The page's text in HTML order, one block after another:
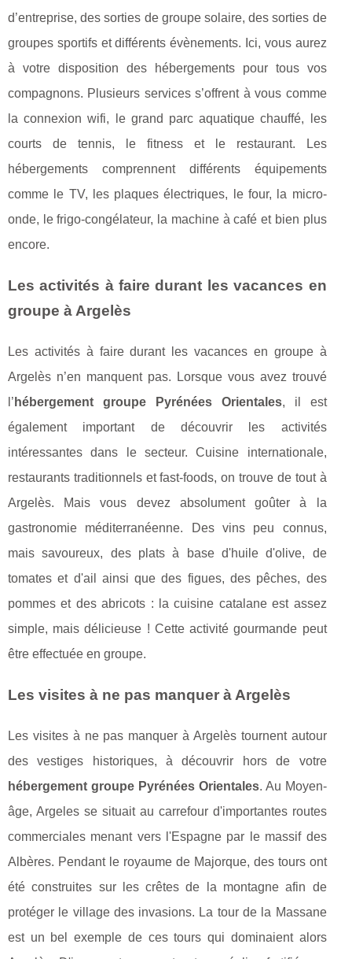
d’entreprise, des sorties de groupe solaire, des sorties de
groupes sportifs et différents évènements. Ici, vous aurez
à votre disposition des hébergements pour tous vos
compagnons. Plusieurs services s’offrent à vous comme
la connexion wifi, le grand parc aquatique chauffé, les
courts de tennis, le fitness et le restaurant. Les
hébergements comprennent différents équipements
comme le TV, les plaques électriques, le four, la micro-
onde, le frigo-congélateur, la machine à café et bien plus
encore.
Les activités à faire durant les vacances en
groupe à Argelès
Les activités à faire durant les vacances en groupe à
Argelès n’en manquent pas. Lorsque vous avez trouvé
l’ hébergement groupe Pyrénées Orientales, il est
également important de découvrir les activités
intéressantes dans le secteur. Cuisine internationale,
restaurants traditionnels et fast-foods, on trouve de tout à
Argelès. Mais vous devez absolument goûter à la
gastronomie méditerranéenne. Des vins peu connus,
mais savoureux, des plats à base d'huile d'olive, de
tomates et d'ail ainsi que des figues, des pêches, des
pommes et des abricots : la cuisine catalane est assez
simple, mais délicieuse ! Cette activité gourmande peut
être effectuée en groupe.
Les visites à ne pas manquer à Argelès
Les visites à ne pas manquer à Argelès tournent autour
des vestiges historiques, à découvrir hors de votre
hébergement groupe Pyrénées Orientales. Au Moyen-
âge, Argeles se situait au carrefour d'importantes routes
commerciales menant vers l'Espagne par le massif des
Albères. Pendant le royaume de Majorque, des tours ont
été construites sur les crêtes de la montagne afin de
protéger le village des invasions. La tour de la Massane
est un bel exemple de ces tours qui dominaient alors